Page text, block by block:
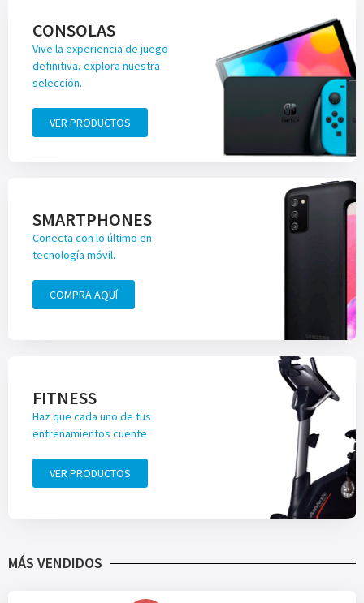
CONSOLAS
Vive la experiencia de juego
definitiva, explora nuestra
selección.
VER PRODUCTOS
SMARTPHONES
Conecta con lo último en
tecnología móvil.
COMPRA AQUÍ
FITNESS
Haz que cada uno de tus
entrenamientos cuente
VER PRODUCTOS
MÁS VENDIDOS